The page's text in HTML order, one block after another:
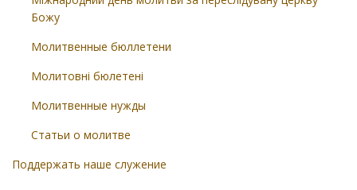
Божу
Молитвенные бюллетени
Молитовні бюлетені
Молитвенные нужды
Статьи о молитве
Поддержать наше служение